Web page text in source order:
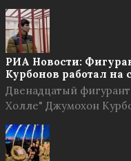
РИА Новости:
Курбонов работал на
Двенадцатый
Холле" Джумохон